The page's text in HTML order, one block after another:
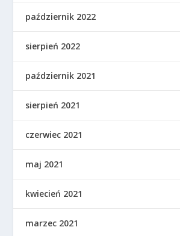
październik 2022
sierpień 2022
październik 2021
sierpień 2021
czerwiec 2021
maj 2021
kwiecień 2021
marzec 2021